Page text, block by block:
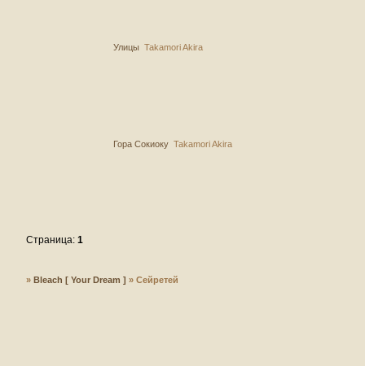
Улицы Takamori Akira
Гора Сокиоку Takamori Akira
Страница:1
» Bleach [ Your Dream ] » Сейретей